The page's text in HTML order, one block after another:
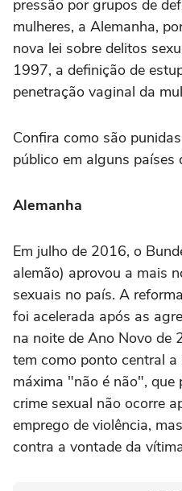
pressão por grupos de
mulheres, a Alemanha,
nova lei sobre delitos
1997, a definição de
penetração vaginal da
Confira como são
público em alguns países
Alemanha
Em julho de 2016, o
alemão) aprovou a mais
sexuais no país. A
foi acelerada após as
na noite de Ano Novo de
tem como ponto central a
máxima "não é não", que
crime sexual não ocorre
emprego de violência,
contra a vontade da